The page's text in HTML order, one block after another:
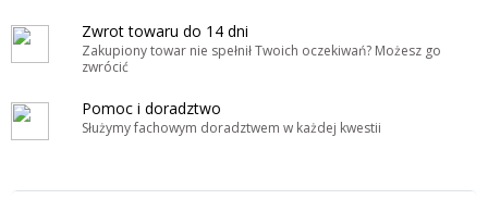
Zwrot towaru do 14 dni
Zakupiony towar nie spełnił Twoich oczekiwań? Możesz go
zwrócić
Pomoc i doradztwo
Służymy fachowym doradztwem w każdej kwestii